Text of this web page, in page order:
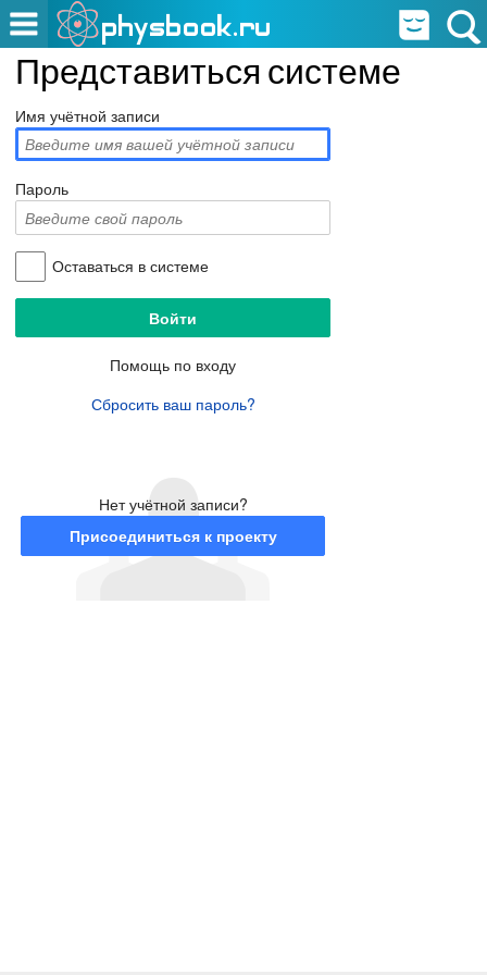
Представиться системе
Имя учётной записи
Пароль
Оставаться в системе
Помощь по входу
Сбросить ваш пароль?
Нет учётной записи?
Присоединиться к проекту